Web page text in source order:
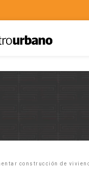
construcción de